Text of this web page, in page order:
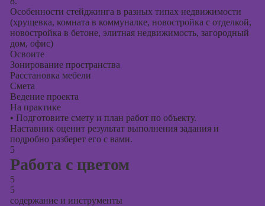
Особенности стейджинга в разных типах недвижимости
(хрущевка, комната в коммуналке, новостройка с отделкой,
новостройка в бетоне, элитная недвижимость, загородный
дом, офис)
Освоите
Зонирование пространства
Расстановка мебели
Смета
Ведение проекта
На практике
• Подготовите смету и план работ по объекту.
Наставник оценит результат выполнения задания и
подробно разберет его с вами.
5
Работа с цветом
5
5
содержание и инструменты